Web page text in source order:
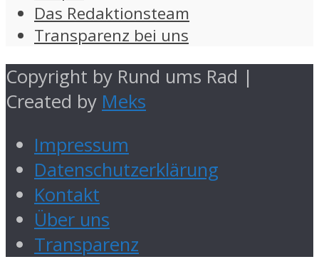
Das Redaktionsteam
Transparenz bei uns
Copyright by Rund ums Rad |
Created by Meks
Impressum
Datenschutzerklärung
Kontakt
Über uns
Transparenz